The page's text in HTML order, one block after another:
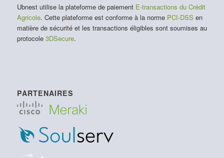
Ubnest utilise la plateforme de paiement E-transactions du Crédit
Agricole. Cette plateforme est conforme à la norme PCI-DSS en
matière de sécurité et les transactions éligibles sont soumises au
protocole 3DSecure.
PARTENAIRES